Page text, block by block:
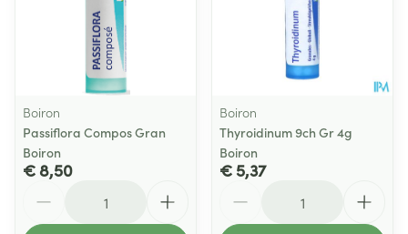
Boiron
Passiflora Compos Gran
Boiron
€ 8,50
Boiron
Thyroidinum 9ch Gr 4g
Boiron
€ 5,37